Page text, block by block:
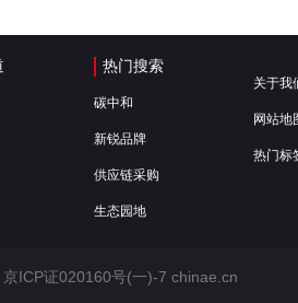
热门搜索
碳中和
新锐品牌
供应链采购
生态园地
关于我
网站地
热门标
京ICP证020160号(一)-7 chinae.cn